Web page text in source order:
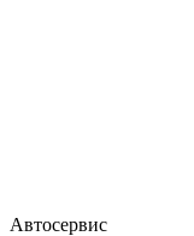
Автосервис